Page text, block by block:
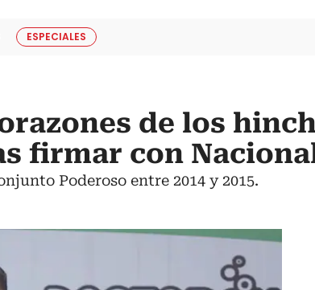
ESPECIALES
de los
firmar con
Poderoso entre 2014 y 2015.